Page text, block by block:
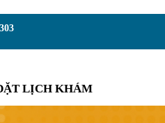
LỊCH KHÁM